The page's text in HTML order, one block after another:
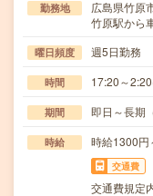
勤務地
広島県竹原
竹原駅から
曜日頻度 週5日勤務
時間 17:20～
期間 即日～長期
時給 時給1300円
交通費
交通費規定